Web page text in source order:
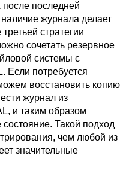
последней
журнала делает
стратегии
сочетать резервное
системы с
Если потребуется
восстановить копию
журнал из
и таким образом
Такой подход
чем любой из
значительные